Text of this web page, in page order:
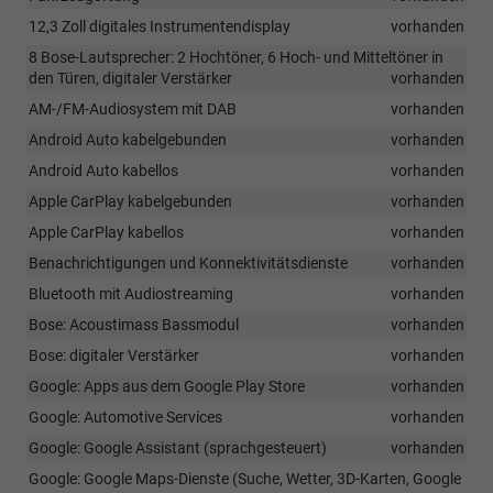
12,3 Zoll digitales Instrumentendisplay
vorhanden
8 Bose-Lautsprecher: 2 Hochtöner, 6 Hoch- und Mitteltöner in
den Türen, digitaler Verstärker
vorhanden
AM-/FM-Audiosystem mit DAB
vorhanden
Android Auto kabelgebunden
vorhanden
Android Auto kabellos
vorhanden
Apple CarPlay kabelgebunden
vorhanden
Apple CarPlay kabellos
vorhanden
Benachrichtigungen und Konnektivitätsdienste
vorhanden
Bluetooth mit Audiostreaming
vorhanden
Bose: Acoustimass Bassmodul
vorhanden
Bose: digitaler Verstärker
vorhanden
Google: Apps aus dem Google Play Store
vorhanden
Google: Automotive Services
vorhanden
Google: Google Assistant (sprachgesteuert)
vorhanden
Google: Google Maps-Dienste (Suche, Wetter, 3D-Karten, Google